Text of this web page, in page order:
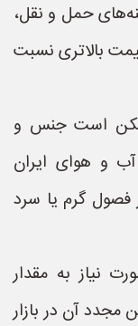
حمل و نقل،
بالاتری نسبت
است جنس و
و هوای ایران
فصول گرم یا سرد
نیاز به مقدار
مجدد آن در بازار